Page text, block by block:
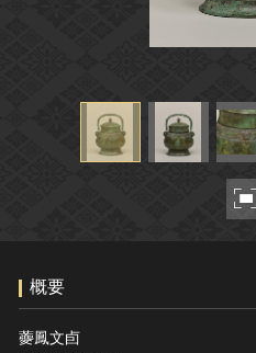
全国の美術館・博物館
無形文化遺産
文化遺産データベース
国指定文化財等データベース
概要
虁鳳文卣